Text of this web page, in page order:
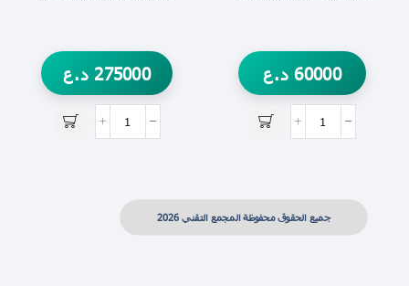
60000 د.ع 275000 د.ع
جميع الحقوق محفوظة المجمع التقني 2026